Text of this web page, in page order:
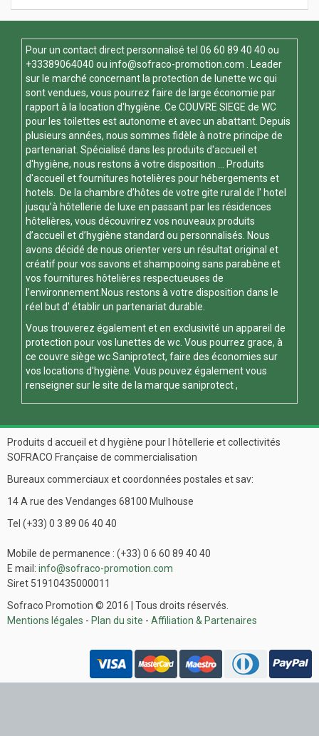
Pour un contact direct personnalisé tel 06 60 89 40 40 ou
+33389064040 ou info@sofraco-promotion.com . Leader
sur le marché concernant la protection de lunette wc qui
sont vendues, vous pourrez faire de large économie par
rapport à la location d'hygiène. Ce COUVRE SIEGE de WC
pour les toilettes est autonome et avec un abattant. Depuis
plusieurs années, nous sommes fidèle à notre principe de
partenariat. Spécialisé dans les produits d'accueil et
d'hygiène, nous restons à votre disposition ... Produits
d'accueil et fournitures hotelières pour hébergements et
hotels. De la chambre d’hôtes de votre gite rural de l' hotel
jusqu’à hôtellerie de luxe en passant par les résidences
hôtelières, vous découvrirez vos nouveaux produits
d’accueil et d’hygiène standard ou personnalisés. Nous
avons décidé de nous orienter vers un résultat original et
créatif pour vos savons et shampooing sans parabène et
vos fournitures hôtelières respectueuses de
l’environnement.Nous restons à votre disposition dans le
réel but d' établir un partenariat durable.
Vous trouverez également et en exclusivité un appareil de
protection pour vos lunettes de wc . Vous pourrez grace, à
ce couvre siège wcSaniprotect, faire des économies sur
vos locations d'hygiène. Vous pouvez également vous
renseigner sur le site de la marque saniprotect,
Produits d accueil et d hygiène pour l hôtellerie et collectivités
SOFRACO Française de commercialisation
Bureaux commerciaux et coordonnées postales et sav:
14 A rue des Vendanges 68100 Mulhouse
Tel (+33) 0 3 89 06 40 40
Mobile de permanence : (+33) 0 6 60 89 40 40
E mail: info@sofraco-promotion.com
Siret 51910435000011
Sofraco Promotion © 2016 | Tous droits réservés.
Mentions légales - Plan du site - Affiliation & Partenaires